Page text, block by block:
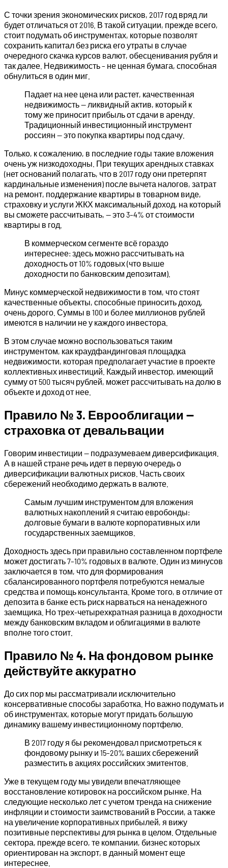
С точки зрения экономических рисков, 2017 год вряд ли
будет отличаться от 2016. В такой ситуации, прежде всего,
стоит подумать об инструментах, которые позволят
сохранить капитал без риска его утраты в случае
очередного скачка курсов валют, обесценивания рубля и
так далее. Недвижимость – не ценная бумага, способная
обнулиться в один миг.
Падает на нее цена или растет, качественная
недвижимость — ликвидный актив, который к
тому же приносит прибыль от сдачи в аренду.
Традиционный инвестиционный инструмент
россиян — это покупка квартиры под сдачу.
Только, к сожалению, в последние годы такие вложения
очень уж низкодоходны. При текущих арендных ставках
(нет оснований полагать, что в 2017 году они претерпят
кардинальные изменения) после вычета налогов, затрат
на ремонт, поддержание квартиры в товарном виде,
страховку и услуги ЖКХ максимальный доход, на который
вы сможете рассчитывать, — это 3–4% от стоимости
квартиры в год.
В коммерческом сегменте всё гораздо
интереснее: здесь можно рассчитывать на
доходность от 10% годовых (что выше
доходности по банковским депозитам).
Минус коммерческой недвижимости в том, что стоят
качественные объекты, способные приносить доход,
очень дорого. Суммы в 100 и более миллионов рублей
имеются в наличии не у каждого инвестора.
В этом случае можно воспользоваться таким
инструментом, как краудфандинговая площадка
недвижимости, которая предполагает участие в проекте
коллективных инвестиций. Каждый инвестор, имеющий
сумму от 500 тысяч рублей, может рассчитывать на долю в
объекте и доход от нее.
Правило № 3. Еврооблигации —
страховка от девальвации
Говорим инвестиции — подразумеваем диверсификация.
А в нашей стране речь идет в первую очередь о
диверсификации валютных рисков. Часть своих
сбережений необходимо держать в валюте.
Самым лучшим инструментом для вложения
валютных накоплений я считаю евробонды:
долговые бумаги в валюте корпоративных или
государственных заемщиков.
Доходность здесь при правильно составленном портфеле
может достигать 7–10% годовых в валюте. Один из минусов
заключается в том, что для формирования
сбалансированного портфеля потребуются немалые
средства и помощь консультанта. Кроме того, в отличие от
депозита в банке есть риск нарваться на ненадежного
заемщика. Но трех-четырехкратная разница в доходности
между банковским вкладом и облигациями в валюте
вполне того стоит.
Правило № 4. На фондовом рынке
действуйте аккуратно
До сих пор мы рассматривали исключительно
консервативные способы заработка. Но важно подумать и
об инструментах, которые могут придать большую
динамику вашему инвестиционному портфелю.
В 2017 году я бы рекомендовал присмотреться к
фондовому рынку и 15–20% ваших сбережений
разместить в акциях российских эмитентов.
Уже в текущем году мы увидели впечатляющее
восстановление котировок на российском рынке. На
следующие несколько лет с учетом тренда на снижение
инфляции и стоимости заимствований в России, а также
на увеличение корпоративных прибылей, я вижу
позитивные перспективы для рынка в целом. Отдельные
сектора, прежде всего, те компании, бизнес которых
ориентирован на экспорт, в данный момент еще
интереснее.